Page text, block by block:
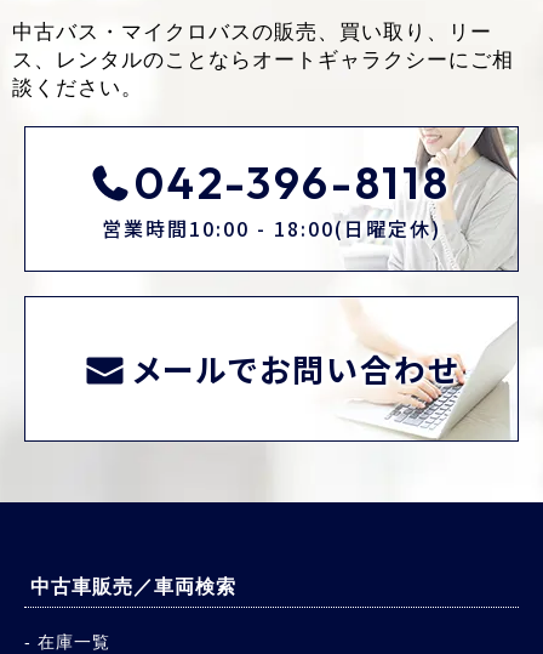
中古バス・マイクロバスの販売、買い取り、リー
ス、レンタルのことなら オートギャラクシーにご相
談ください。
042-396-8118
営業時間10:00 - 18:00(日曜定休)
メールでお問い合わせ
中古車販売／車両検索
在庫一覧